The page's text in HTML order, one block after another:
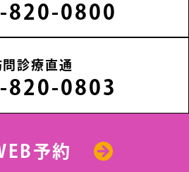
820-0800
問診療直通
820-0803
予約